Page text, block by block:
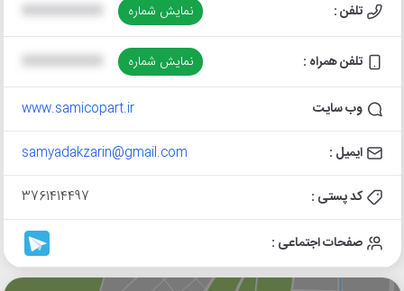
تلفن : نمایش شماره
تلفن همراه : نمایش شماره
وب سایت www.samicopart.ir
ایمیل : samyadakzarin@gmail.com
کد پستی : 3761414497
صفحات اجتماعی :